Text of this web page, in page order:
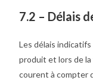
7.2 – Délais
Les délais
produit et lors de la
courent à compter